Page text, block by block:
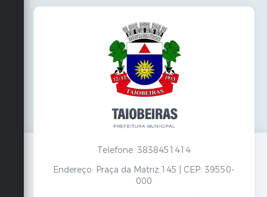
Telefone: 3838451414
Endereço: Praça da Matriz,145 | CEP: 39550-
000